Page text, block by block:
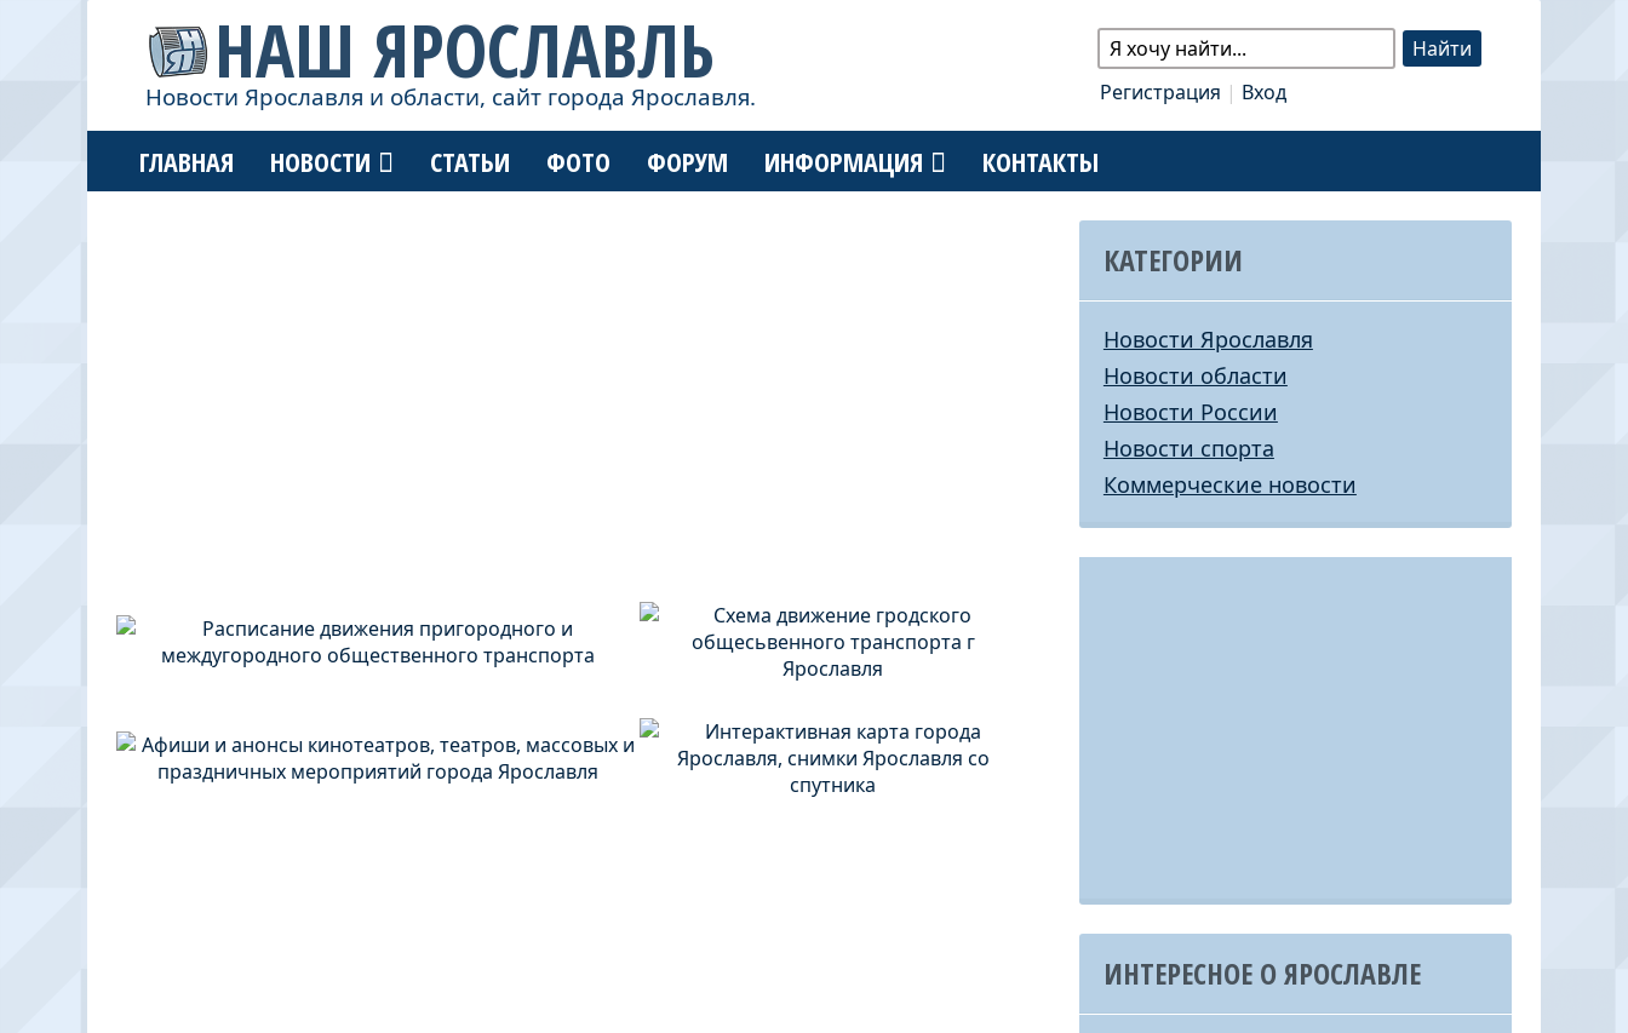
НАШ ЯРОСЛАВЛЬ
Новости Ярославля и области, сайт города Ярославля. Регистрация | Вход
ГЛАВНАЯ НОВОСТИ СТАТЬИ ФОТО ФОРУМ ИНФОРМАЦИЯ КОНТАКТЫ
КАТЕГОРИИ
Новости Ярославля
Новости области
Новости России
Новости спорта
Коммерческие новости
ИНТЕРЕСНОЕ О ЯРОСЛАВЛЕ